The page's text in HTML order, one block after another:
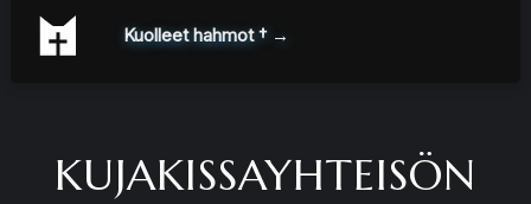
Kuolleet hahmot † →
KUJAKISSAYHTEISÖN